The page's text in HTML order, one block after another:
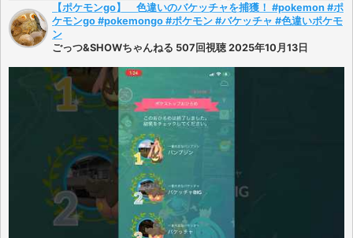
【ポケモンgo】 色違いのバケッチャを捕獲！ #pokemon #ポ
ケモンgo #pokemongo #ポケモン #バケッチャ #色違いポケモ
ン
ごっつ&SHOWちゃんねる 507回視聴 2025年10月13日